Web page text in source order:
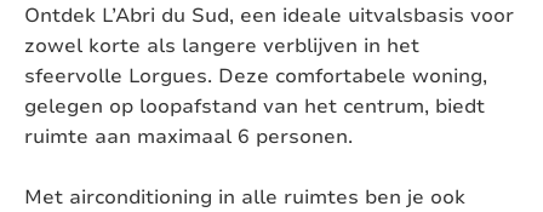
Zwembad: Ja
Verwarmd zwembad: Nee
Afsluitbaar zwembad:
Pizza oven:
Ontdek L’Abri du Sud, een ideale uitvalsbasis voor
zowel korte als langere verblijven in het
sfeervolle Lorgues. Deze comfortabele woning,
gelegen op loopafstand van het centrum, biedt
ruimte aan maximaal 6 personen.
Met airconditioning in alle ruimtes ben je ook